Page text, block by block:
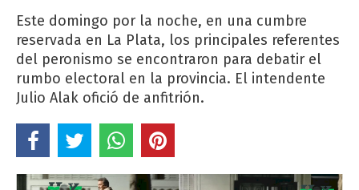
Este domingo por la noche, en una cumbre
reservada en La Plata, los principales referentes
del peronismo se encontraron para debatir el
rumbo electoral en la provincia. El intendente
Julio Alak ofició de anfitrión.